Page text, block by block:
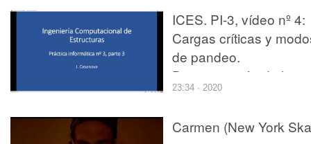
ICES. PI-3, vídeo nº 4:
Cargas críticas y
de pandeo.
Determinación de las
imperfecciones afines
23:34 · 2020
Carmen (New York